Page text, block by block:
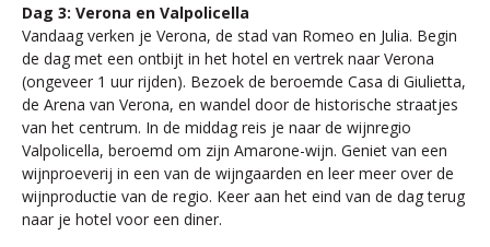
Dag 3: Verona en Valpolicella
Vandaag verken je Verona, de stad van Romeo en Julia. Begin
de dag met een ontbijt in het hotel en vertrek naar Verona
(ongeveer 1 uur rijden). Bezoek de beroemde Casa di Giulietta,
de Arena van Verona, en wandel door de historische straatjes
van het centrum. In de middag reis je naar de wijnregio
Valpolicella, beroemd om zijn Amarone-wijn. Geniet van een
wijnproeverij in een van de wijngaarden en leer meer over de
wijnproductie van de regio. Keer aan het eind van de dag terug
naar je hotel voor een diner.